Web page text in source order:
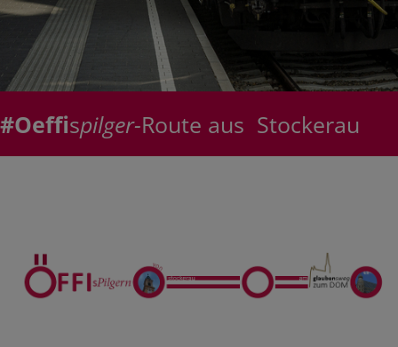
#Oeffispilger-Route aus Stockerau